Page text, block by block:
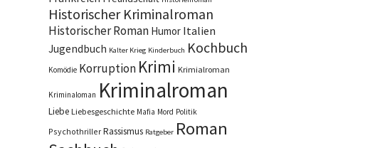
Historischer Kriminalroman
Historischer Roman Humor Italien
Jugendbuch Kalter Krieg Kinderbuch Kochbuch
Komödie Korruption Krimi Krimialroman
Kriminaloman Kriminalroman
Liebe Liebesgeschichte Mafia Mord Politik
Psychothriller Rassismus Ratgeber Roman